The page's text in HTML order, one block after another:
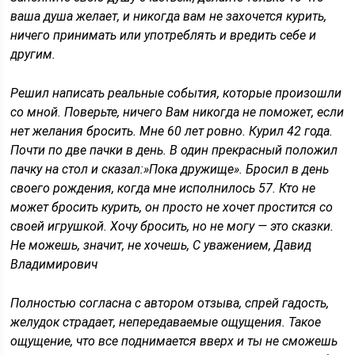
ваша душа желает, и никогда вам не захочется курить,
ничего принимать или употреблять и вредить себе и
другим.
Решил написать реальные события, которые произошли
со мной. Поверьте, ничего Вам никогда не поможет, если
нет желания бросить. Мне 60 лет ровно. Курил 42 года.
Почти по две пачки в день. В один прекрасный положил
пачку на стол и сказал:»Пока дружище». Бросил в день
своего рождения, когда мне исполнилось 57. Кто не
может бросить курить, он просто не хочет простится со
своей игрушкой. Хочу бросить, но не могу — это сказки.
Не можешь, значит, не хочешь, С уважением, Давид
Владимирович
Полностью согласна с автором отзыва, спрей гадость,
желудок страдает, непередаваемые ощущения. Такое
ощущение, что все поднимается вверх и ты не сможешь